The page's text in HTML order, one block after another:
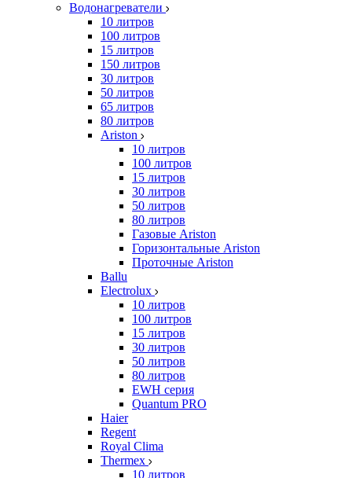
Водонагреватели
10 литров
100 литров
15 литров
150 литров
30 литров
50 литров
65 литров
80 литров
Ariston
10 литров
100 литров
15 литров
30 литров
50 литров
80 литров
Газовые Ariston
Горизонтальные Ariston
Проточные Ariston
Ballu
Electrolux
10 литров
100 литров
15 литров
30 литров
50 литров
80 литров
EWH серия
Quantum PRO
Haier
Regent
Royal Clima
Thermex
10 литров